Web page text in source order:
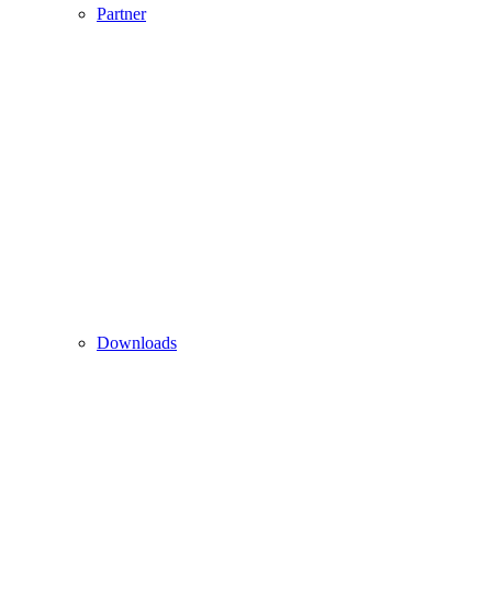
Partner
Downloads